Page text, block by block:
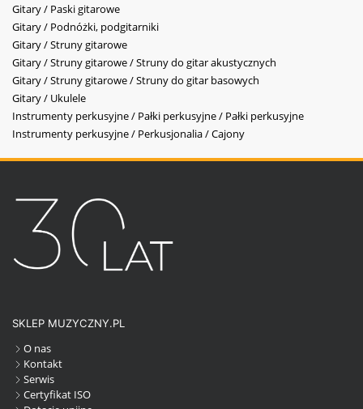
Gitary / Paski gitarowe
Gitary / Podnóżki, podgitarniki
Gitary / Struny gitarowe
Gitary / Struny gitarowe / Struny do gitar akustycznych
Gitary / Struny gitarowe / Struny do gitar basowych
Gitary / Ukulele
Instrumenty perkusyjne / Pałki perkusyjne / Pałki perkusyjne
Instrumenty perkusyjne / Perkusjonalia / Cajony
SKLEP MUZYCZNY.PL
O nas
Kontakt
Serwis
Certyfikat ISO